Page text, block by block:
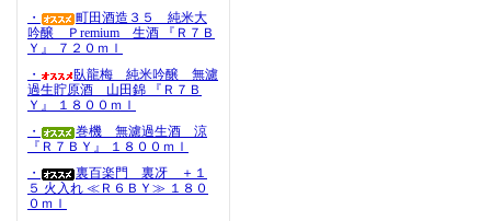
・
町田酒造３５ 純米大
吟醸 Ｐremium 生酒 『Ｒ７Ｂ
Ｙ』 ７２０ｍｌ
・
臥龍梅 純米吟醸 無濾
過生貯原酒 山田錦 『Ｒ７Ｂ
Ｙ』 １８００ｍｌ
・
巻機 無濾過生酒 涼
『Ｒ７ＢＹ』 １８００ｍｌ
・
裏百楽門 裏冴 ＋１
５ 火入れ ≪Ｒ６ＢＹ≫ １８０
０ｍｌ